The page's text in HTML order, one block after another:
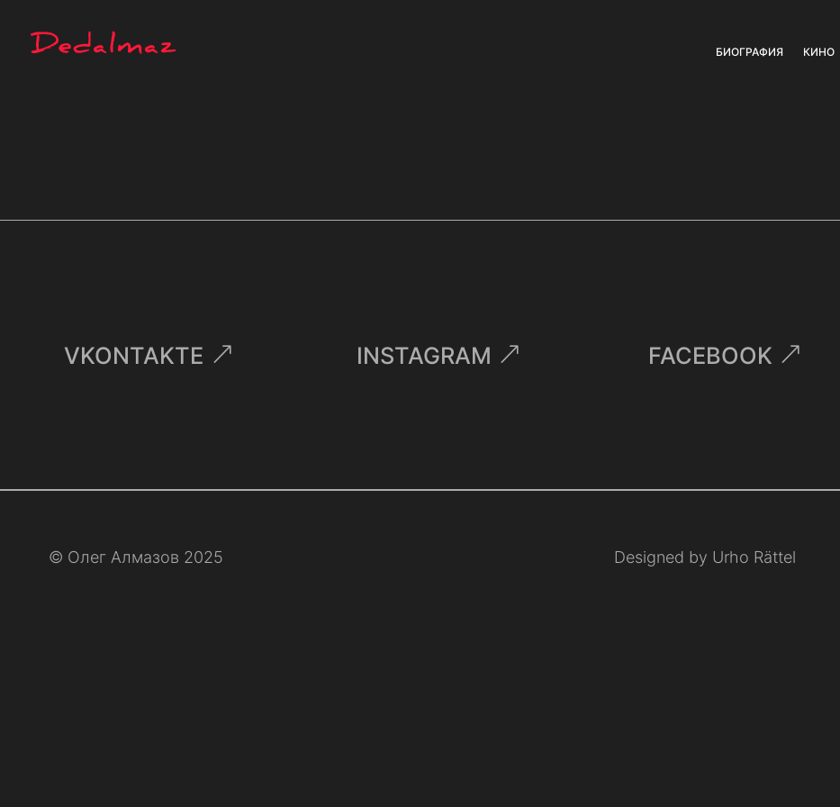
БИОГРАФИЯ КИНО
VKONTAKTE INSTAGRAM FACEBOOK
© Олег Алмазов 2025 Designed by Urho Rättel